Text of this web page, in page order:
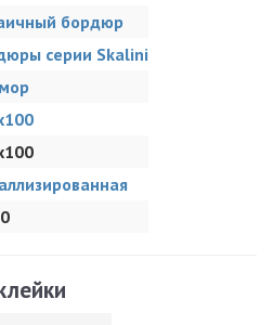
бордюр
серии Skalini